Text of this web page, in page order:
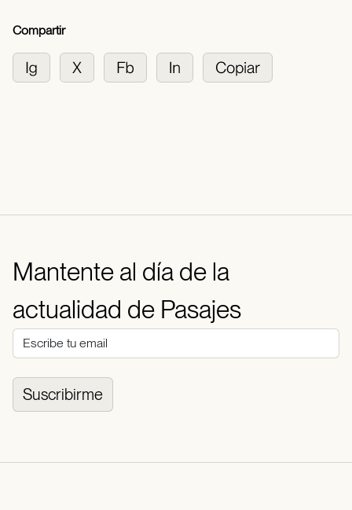
Compartir
Mantente al día de la
actualidad de Pasajes
Suscribirme